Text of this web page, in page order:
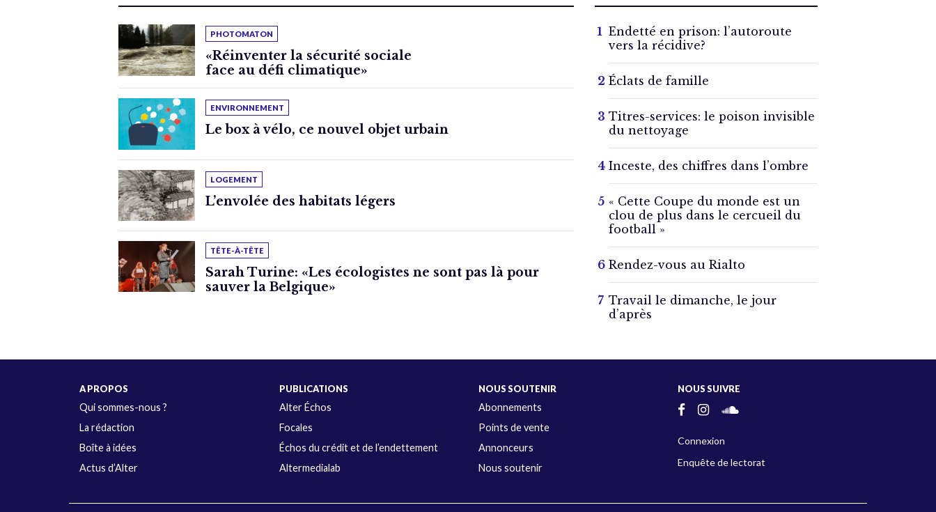
PHOTOMATON
«Réinventer la sécurité sociale
face au défi climatique»
ENVIRONNEMENT
Le box à vélo, ce nouvel objet urbain
LOGEMENT
L’envolée des habitats légers
TÊTE-À-TÊTE
Sarah Turine: «Les écologistes ne sont pas là pour
sauver la Belgique»
Endetté en prison: l’autoroute
vers la récidive?
Éclats de famille
Titres-services: le poison invisible
du nettoyage
Inceste, des chiffres dans l’ombre
« Cette Coupe du monde est un
clou de plus dans le cercueil du
football »
Rendez-vous au Rialto
Travail le dimanche, le jour
d’après
A PROPOS
Qui sommes-nous ?
La rédaction
Boîte à idées
Actus d’Alter
PUBLICATIONS
Alter Échos
Focales
Échos du crédit et de l’endettement
Altermedialab
NOUS SOUTENIR
Abonnements
Points de vente
Annonceurs
Nous soutenir
NOUS SUIVRE
Connexion
Enquête de lectorat